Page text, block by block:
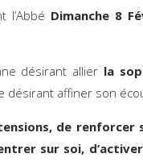
l’Abbé Dimanche 8
désirant allier la
désirant affiner son
de renforcer
sur soi,